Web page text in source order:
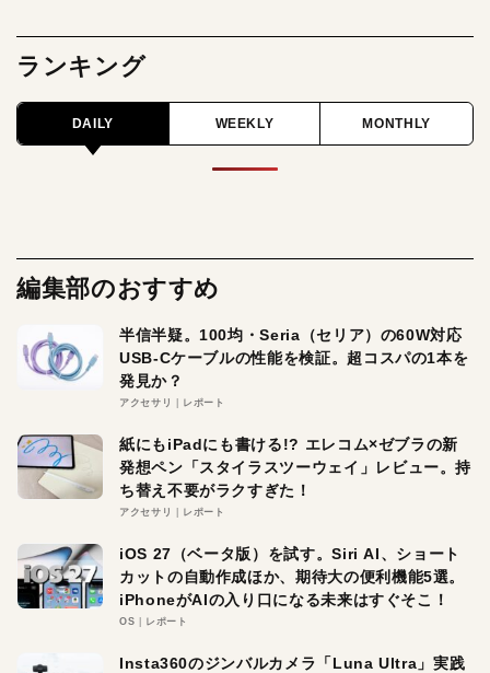
ランキング
DAILY WEEKLY MONTHLY
編集部のおすすめ
半信半疑。100均・Seria（セリア）の60W対応
USB-Cケーブルの性能を検証。超コスパの1本を
発見か？
アクセサリ レポート
紙にもiPadにも書ける!? エレコム×ゼブラの新
発想ペン「スタイラスツーウェイ」レビュー。持
ち替え不要がラクすぎた！
アクセサリ レポート
iOS 27（ベータ版）を試す。Siri AI、ショート
カットの自動作成ほか、期待大の便利機能5選。
iPhoneがAIの入り口になる未来はすぐそこ！
OS レポート
Insta360のジンバルカメラ「Luna Ultra」実践